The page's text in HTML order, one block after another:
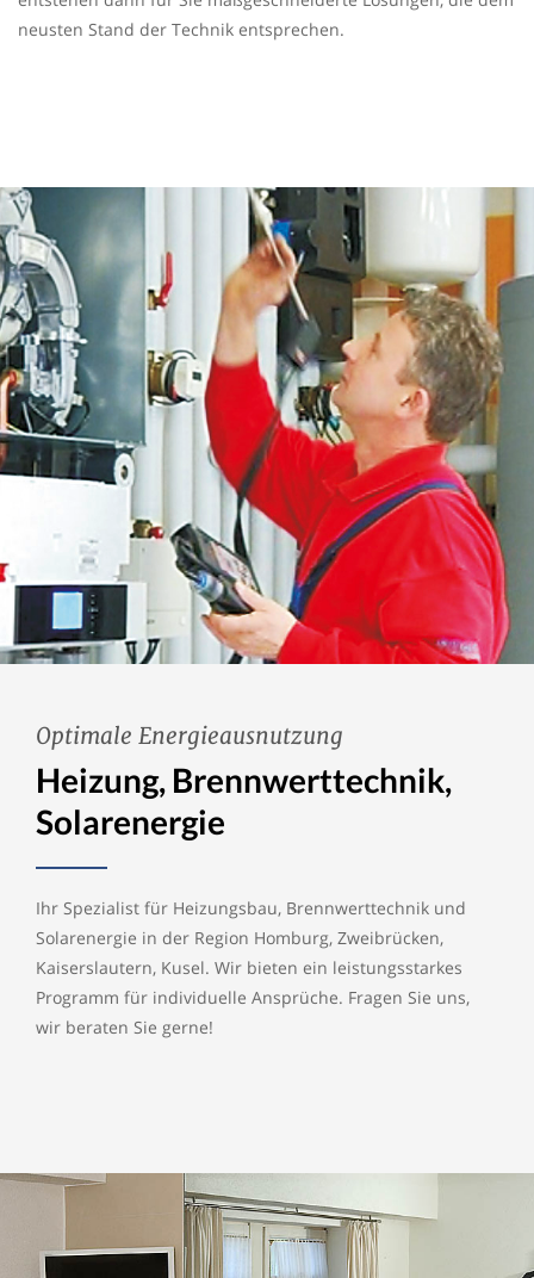
neusten Stand der Technik entsprechen.
Optimale Energieausnutzung
Heizung, Brennwerttechnik,
Solarenergie
Ihr Spezialist für Heizungsbau, Brennwerttechnik und
Solarenergie in der Region Homburg, Zweibrücken,
Kaiserslautern, Kusel. Wir bieten ein leistungsstarkes
Programm für individuelle Ansprüche. Fragen Sie uns,
wir beraten Sie gerne!